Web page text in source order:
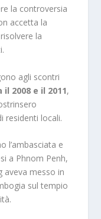
la controversia
accetta la
la
agli scontri
il 2008 e il 2011,
residenti locali.
l’ambasciata e
a Phnom Penh,
aveva messo in
sul tempio